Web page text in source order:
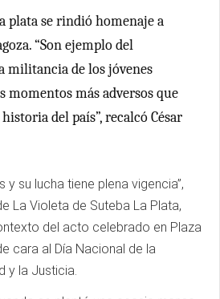
plata se rindió homenaje a
“Son ejemplo del
militancia de los jóvenes
momentos más adversos que
del país”, recalcó César
y su lucha tiene plena vigencia”,
La Violeta de Suteba La Plata,
del acto celebrado en Plaza
cara al Día Nacional de la
y la Justicia.